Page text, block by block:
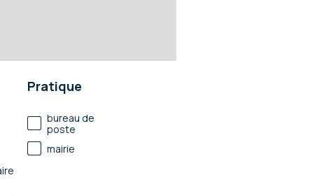
Pratique
bureau de
poste
mairie